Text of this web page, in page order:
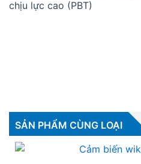
chịu lực cao (PBT)
SẢN PHẨM CÙNG LOẠI